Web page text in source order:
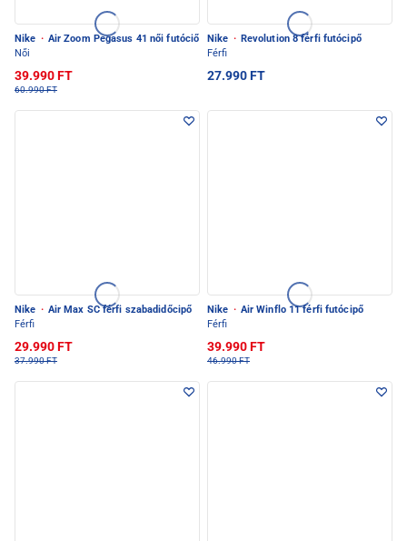
Nike · Air Zoom Pegasus 41 női futóciő
Női
39.990 FT
60.990 FT
Nike · Revolution 8 férfi futócipő
Férfi
27.990 FT
Nike · Air Max SC férfi szabadidőcipő
Férfi
29.990 FT
37.990 FT
Nike · Air Winflo 11 férfi futócipő
Férfi
39.990 FT
46.990 FT